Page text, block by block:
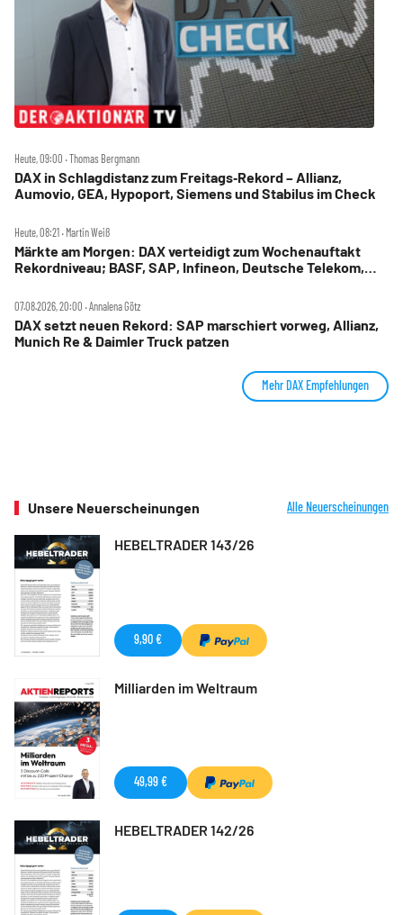
Heute, 09:00 ‧ Thomas Bergmann
DAX in Schlagdistanz zum Freitags‑Rekord – Allianz,
Aumovio, GEA, Hypoport, Siemens und Stabilus im Check
Heute, 08:21 ‧ Martin Weiß
Märkte am Morgen: DAX verteidigt zum Wochenauftakt
Rekordniveau; BASF, SAP, Infineon, Deutsche Telekom,
07.08.2026, 20:00 ‧ Annalena Götz
DAX setzt neuen Rekord: SAP marschiert vorweg, Allianz,
Munich Re & Daimler Truck patzen
Mehr DAX Empfehlungen
Unsere Neuerscheinungen Alle Neuerscheinungen
HEBELTRADER 143/26
9,90 €
Milliarden im Weltraum
49,99 €
HEBELTRADER 142/26